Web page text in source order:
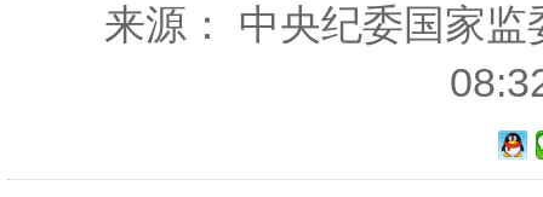
来源： 中央纪委国家